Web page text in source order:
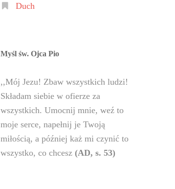
Duch
Myśl św. Ojca Pio
,,Mój Jezu! Zbaw wszystkich ludzi!
Składam siebie w ofierze za
wszystkich. Umocnij mnie, weź to
moje serce, napełnij je Twoją
miłością, a później każ mi czynić to
wszystko, co chcesz (AD, s. 53)